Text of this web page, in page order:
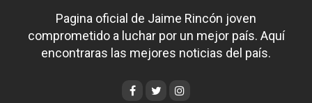
Pagina oficial de Jaime Rincón joven
comprometido a luchar por un mejor país. Aquí
encontraras las mejores noticias del país.